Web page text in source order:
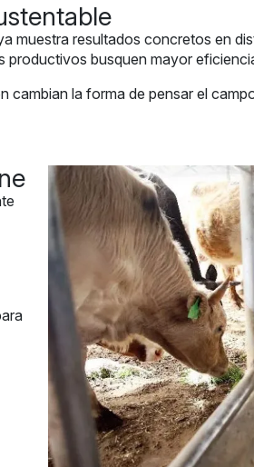
muestra resultados concretos en
busquen mayor
la forma de pensar el